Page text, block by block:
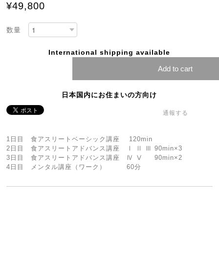
¥49,800
数量
International shipping available
Add to cart
日本国内にお住まいの方向け
通報する
1日目 食アスリートベーシック講座 120min
2日目 食アスリートアドバンス講座 Ⅰ Ⅱ Ⅲ 90min×3
3日目 食アスリートアドバンス講座 Ⅳ Ⅴ 90min×2
4日目 メンタル講座（ワーク） 60分